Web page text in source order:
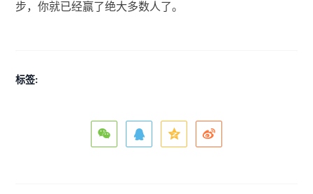
步，你就已经赢了绝大多数人了。
标签: